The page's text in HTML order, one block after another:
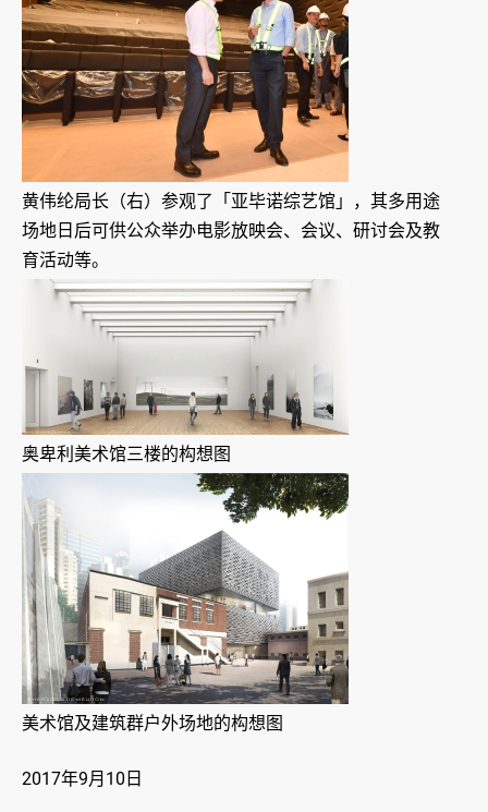
黄伟纶局长（右）参观了「亚毕诺综艺馆」，其多用途
场地日后可供公众举办电影放映会、会议、研讨会及教
育活动等。
奥卑利美术馆三楼的构想图
美术馆及建筑群户外场地的构想图
2017年9月10日